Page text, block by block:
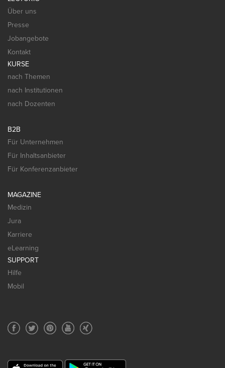
Über uns
Presse
Jobangebote
Kontakt
KURSE
nach Themen
nach Institutionen
nach Dozenten
B2B
Für Unternehmen
Für Inhaltsanbieter
Für Konferenzanbieter
MAGAZINE
Medizin
Jura
Karriere
eLearning
SUPPORT
Hilfe
Mobil